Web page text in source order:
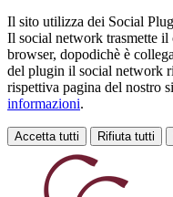
Il sito utilizza dei Social
Il social network trasmette
browser, dopodichè è
del plugin il social network
rispettiva pagina del nostro
informazioni.
Accetta tutti Rifiuta tutti